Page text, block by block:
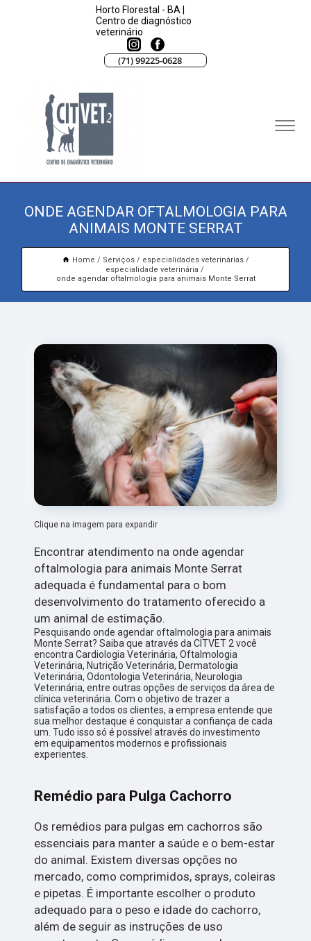
Horto Florestal - BA |
Centro de diagnóstico
veterinário
(71) 99225-0628
ONDE AGENDAR OFTALMOLOGIA PARA
ANIMAIS MONTE SERRAT
Home Serviços
especialidades veterinárias
especialidade veterinária
onde agendar oftalmologia para animais Monte Serrat
Clique na imagem para expandir
Encontrar atendimento na onde agendar
oftalmologia para animais Monte Serrat
adequada é fundamental para o bom
desenvolvimento do tratamento oferecido a
um animal de estimação.
Pesquisando onde agendar oftalmologia para animais
Monte Serrat? Saiba que através da CITVET 2 você
encontra Cardiologia Veterinária, Oftalmologia
Veterinária, Nutrição Veterinária, Dermatologia
Veterinária, Odontologia Veterinária, Neurologia
Veterinária, entre outras opções de serviços da área de
clínica veterinária. Com o objetivo de trazer a
satisfação a todos os clientes, a empresa entende que
sua melhor destaque é conquistar a confiança de cada
um. Tudo isso só é possível através do investimento
em equipamentos modernos e profissionais
experientes.
Remédio para Pulga Cachorro
Os remédios para pulgas em cachorros são
essenciais para manter a saúde e o bem-estar
do animal. Existem diversas opções no
mercado, como comprimidos, sprays, coleiras
e pipetas. É importante escolher o produto
adequado para o peso e idade do cachorro,
além de seguir as instruções de uso